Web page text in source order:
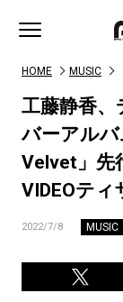
HOME MUSIC
工藤静香、
バーアル
Velvet」先
VIDEOティ
2022/7/8 MUSIC